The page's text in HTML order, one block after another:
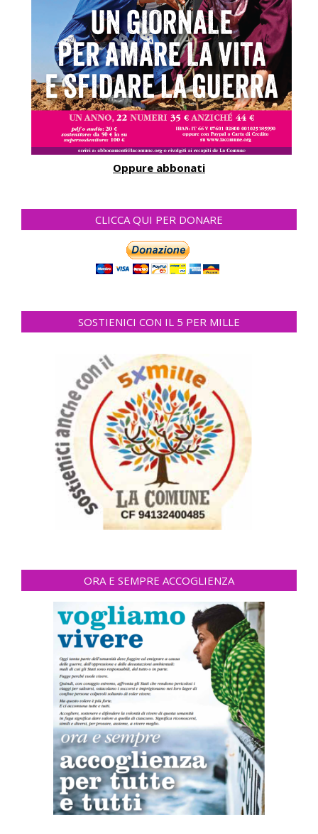
Oppure abbonati
CLICCA QUI PER DONARE
SOSTIENICI CON IL 5 PER MILLE
ORA E SEMPRE ACCOGLIENZA